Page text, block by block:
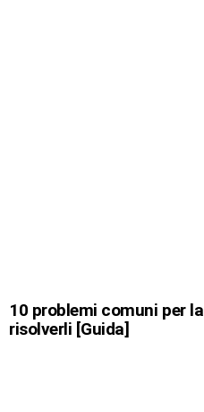
10 problemi comuni per
risolverli [Guida]